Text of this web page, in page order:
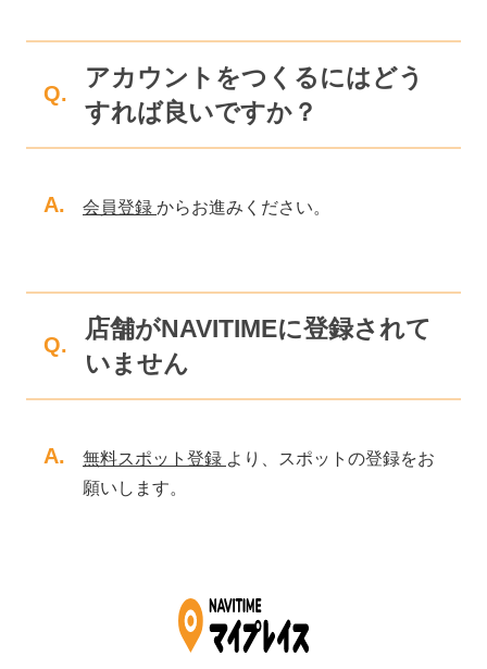
Q.
アカウントをつくるにはどう
すれば良いですか？
A. 会員登録 からお進みください。
Q.
店舗がNAVITIMEに登録されて
いません
A. 無料スポット登録 より、スポットの登録をお
願いします。